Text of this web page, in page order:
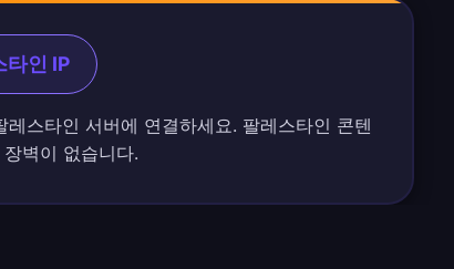
타인 IP
스타인 서버에 연결하세요. 팔레스타인 콘텐
벽이 없습니다.